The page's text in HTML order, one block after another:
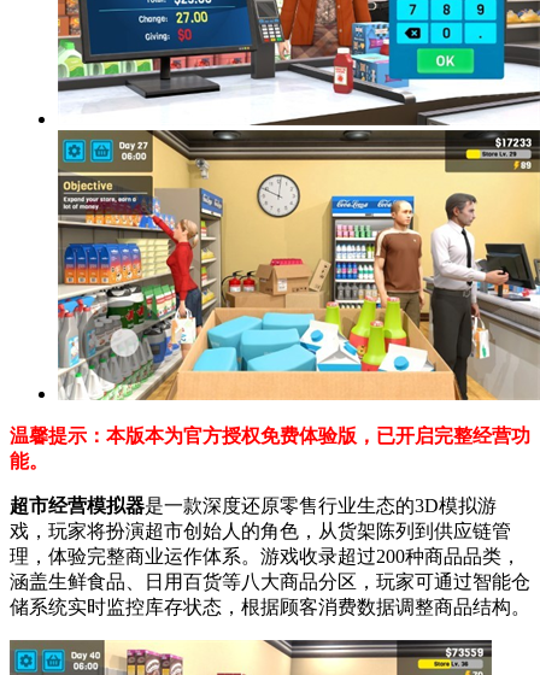
温馨提示：本版本为官方授权免费体验版，已开启完整经营功
能。
超市经营模拟器是一款深度还原零售行业生态的3D模拟游
戏，玩家将扮演超市创始人的角色，从货架陈列到供应链管
理，体验完整商业运作体系。游戏收录超过200种商品品类，
涵盖生鲜食品、日用百货等八大商品分区，玩家可通过智能仓
储系统实时监控库存状态，根据顾客消费数据调整商品结构。